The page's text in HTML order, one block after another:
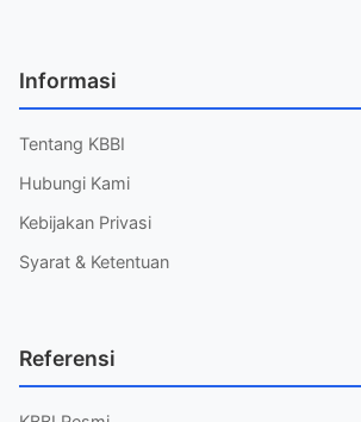
Informasi
Tentang KBBI
Hubungi Kami
Kebijakan Privasi
Syarat & Ketentuan
Referensi